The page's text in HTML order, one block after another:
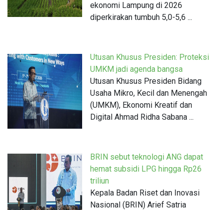
ekonomi Lampung di 2026
diperkirakan tumbuh 5,0-5,6 ...
Utusan Khusus Presiden: Proteksi
UMKM jadi agenda bangsa
Utusan Khusus Presiden Bidang
Usaha Mikro, Kecil dan Menengah
(UMKM), Ekonomi Kreatif dan
Digital Ahmad Ridha Sabana ...
BRIN sebut teknologi ANG dapat
hemat subsidi LPG hingga Rp26
triliun
Kepala Badan Riset dan Inovasi
Nasional (BRIN) Arief Satria